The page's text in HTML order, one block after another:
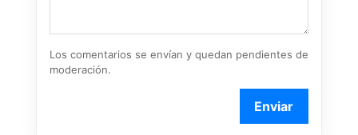
Los comentarios se envían y quedan pendientes de
moderación.
Enviar